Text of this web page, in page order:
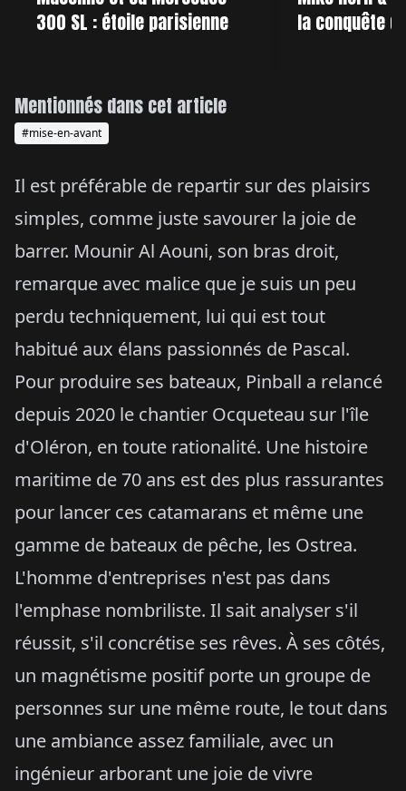
Il est préférable de repartir sur des plaisirs
simples, comme juste savourer la joie de
barrer. Mounir Al Aouni, son bras droit,
remarque avec malice que je suis un peu
perdu techniquement, lui qui est tout
habitué aux élans passionnés de Pascal.
Pour produire ses bateaux, Pinball a relancé
depuis 2020 le chantier Ocqueteau sur l'île
d'Oléron, en toute rationalité. Une histoire
maritime de 70 ans est des plus rassurantes
pour lancer ces catamarans et même une
gamme de bateaux de pêche, les Ostrea.
L'homme d'entreprises n'est pas dans
l'emphase nombriliste. Il sait analyser s'il
réussit, s'il concrétise ses rêves. À ses côtés,
un magnétisme positif porte un groupe de
personnes sur une même route, le tout dans
une ambiance assez familiale, avec un
ingénieur arborant une joie de vivre
Mentionnés dans cet article
#mise-en-avant
300 SL : étoile parisienne
la conquête